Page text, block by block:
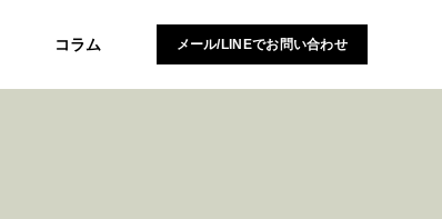
コラム メール/LINEでお問い合わせ